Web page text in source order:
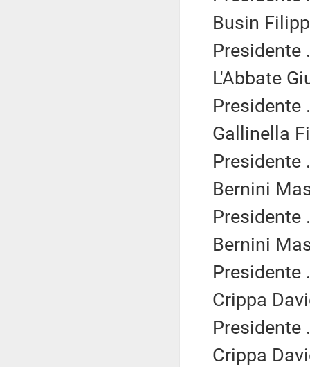
Busin
Presidente
L'Abbate
Presidente
Gallinella
Presidente
Bernini
Presidente
Bernini
Presidente
Crippa
Presidente
Crippa